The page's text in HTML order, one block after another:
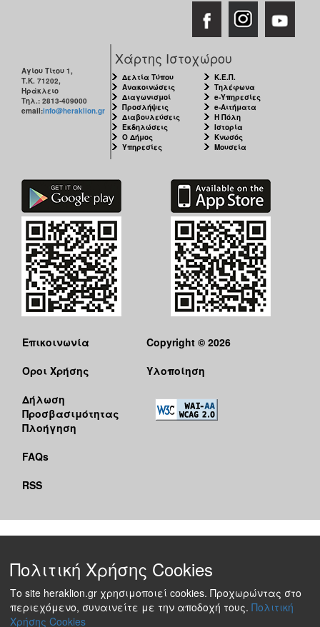
Αγίου Τίτου 1,
Τ.Κ. 71202,
Ηράκλειο
Τηλ.: 2813-409000
email:info@heraklion.gr
Χάρτης Ιστοχώρου
Δελτία Τύπου
Ανακοινώσεις
Διαγωνισμοί
Προσλήψεις
Διαβουλεύσεις
Εκδηλώσεις
Ο Δήμος
Υπηρεσίες
Κ.Ε.Π.
Τηλέφωνα
e-Υπηρεσίες
e-Αιτήματα
Η Πόλη
Ιστορία
Κνωσός
Μουσεία
Επικοινωνία
Όροι Χρήσης
Δήλωση
Προσβασιμότητας
Πλοήγηση
FAQs
RSS
Copyright © 2026
Υλοποίηση
Πολιτική Χρήσης Cookies
Το site heraklion.gr χρησιμοποιεί cookies. Προχωρώντας στο
περιεχόμενο, συναινείτε με την αποδοχή τους. Πολιτική
Χρήσης Cookies